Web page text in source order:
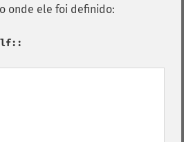
onde ele foi definido: